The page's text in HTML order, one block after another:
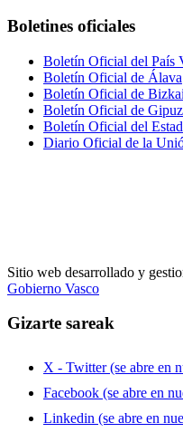
Boletines oficiales
Boletín Oficial del País
Boletín Oficial de Álava
Boletín Oficial de
Boletín Oficial de
Boletín Oficial del
Diario Oficial de la
Sitio web desarrollado y
Gobierno Vasco
Gizarte sareak
X - Twitter (se abre en
Facebook (se abre en
Linkedin (se abre en